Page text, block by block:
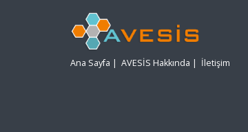
Ana Sayfa | AVESİS Hakkında | İletişim